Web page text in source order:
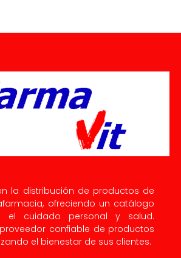
la distribución de productos de
ofreciendo un catálogo
el cuidado personal y salud.
confiable de productos
el bienestar de sus clientes.